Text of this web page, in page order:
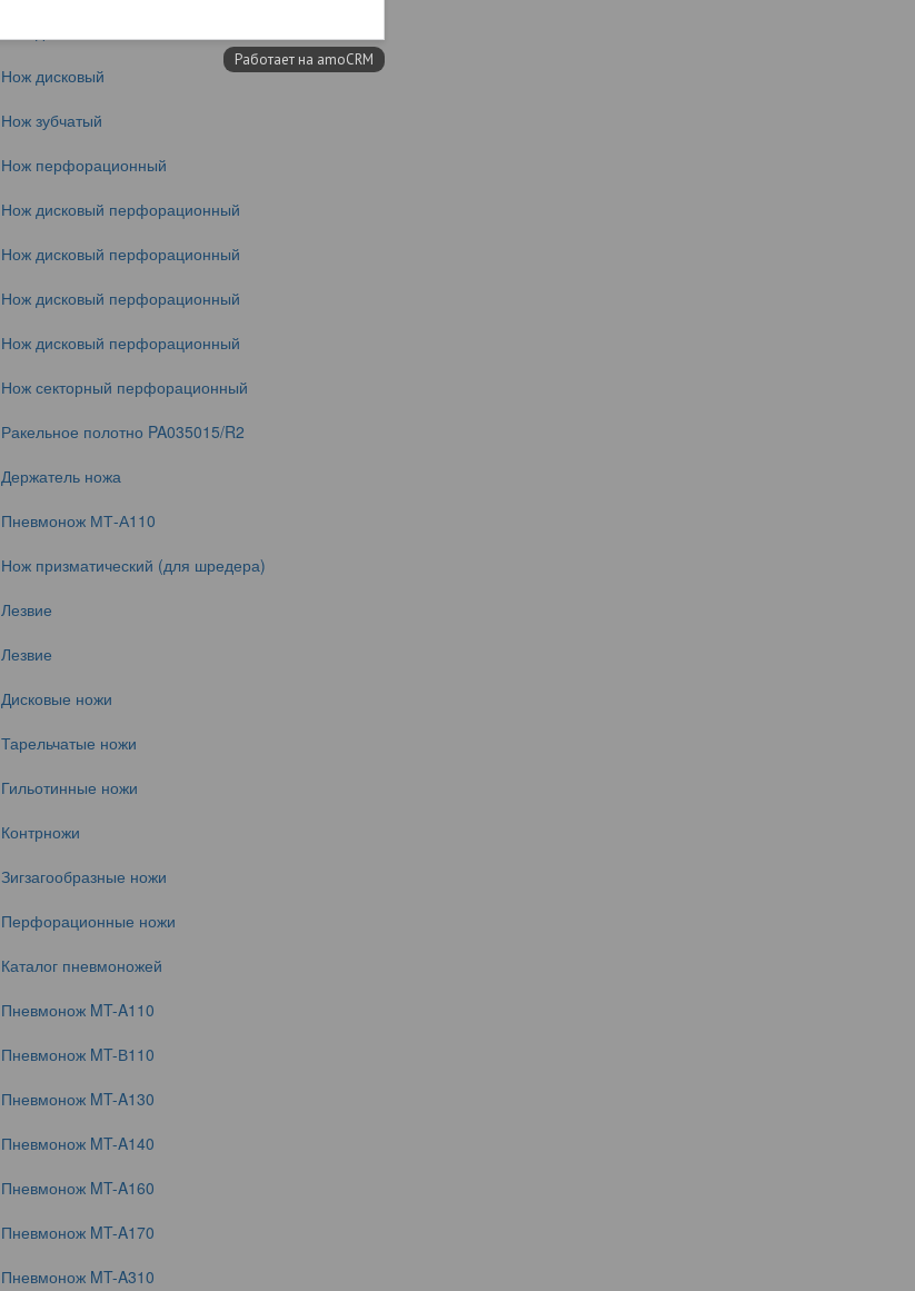
Нож дисковый
Нож зубчатый
Нож перфорационный
Нож дисковый перфорационный
Нож дисковый перфорационный
Нож дисковый перфорационный
Нож дисковый перфорационный
Нож секторный перфорационный
Ракельное полотно PA035015/R2
Держатель ножа
Пневмонож МТ-А110
Нож призматический (для шредера)
Лезвие
Лезвие
Дисковые ножи
Тарельчатые ножи
Гильотинные ножи
Контрножи
Зигзагообразные ножи
Перфорационные ножи
Каталог пневмоножей
Пневмонож MT-A110
Пневмонож MT-В110
Пневмонож MT-A130
Пневмонож MT-A140
Пневмонож MT-A160
Пневмонож MT-A170
Пневмонож MT-A310